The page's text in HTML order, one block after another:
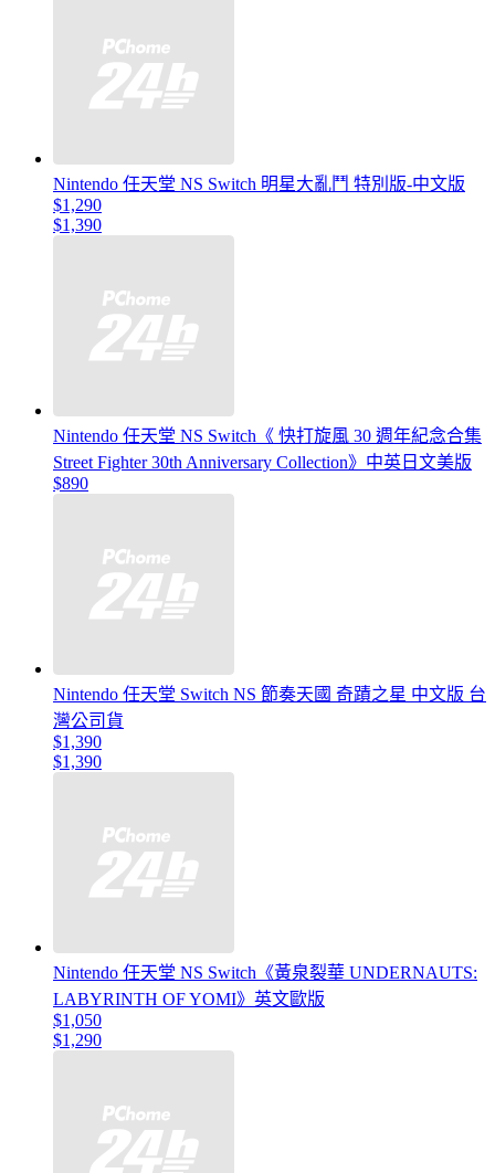
Nintendo 任天堂 NS Switch 明星大亂鬥 特別版-中文版
$1,290
$1,390
Nintendo 任天堂 NS Switch《 快打旋風 30 週年紀念合集
Street Fighter 30th Anniversary Collection》中英日文美版
$890
Nintendo 任天堂 Switch NS 節奏天國 奇蹟之星 中文版 台
灣公司貨
$1,390
$1,390
Nintendo 任天堂 NS Switch《黃泉裂華 UNDERNAUTS:
LABYRINTH OF YOMI》英文歐版
$1,050
$1,290